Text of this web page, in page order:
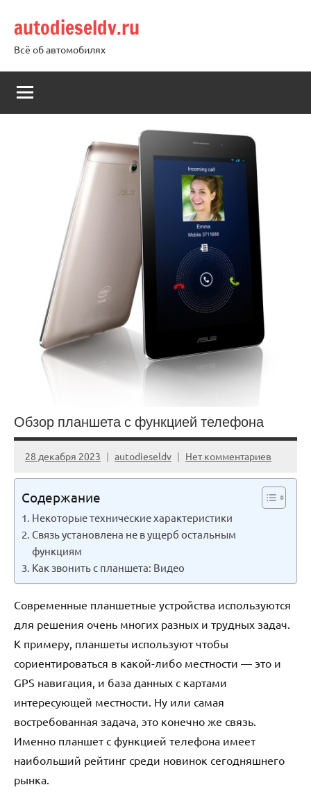
содержимому
autodieseldv.ru
Всё об автомобилях
Обзор планшета с функцией телефона
28 декабря 2023 autodieseldv Нет комментариев
Содержание
Некоторые технические характеристики
Связь установлена не в ущерб остальным
функциям
Как звонить с планшета: Видео
Современные планшетные устройства используются
для решения очень многих разных и трудных задач.
К примеру, планшеты используют чтобы
сориентироваться в какой-либо местности — это и
GPS навигация, и база данных с картами
интересующей местности. Ну или самая
востребованная задача, это конечно же связь.
Именно планшет с функцией телефона имеет
наибольший рейтинг среди новинок сегодняшнего
рынка.